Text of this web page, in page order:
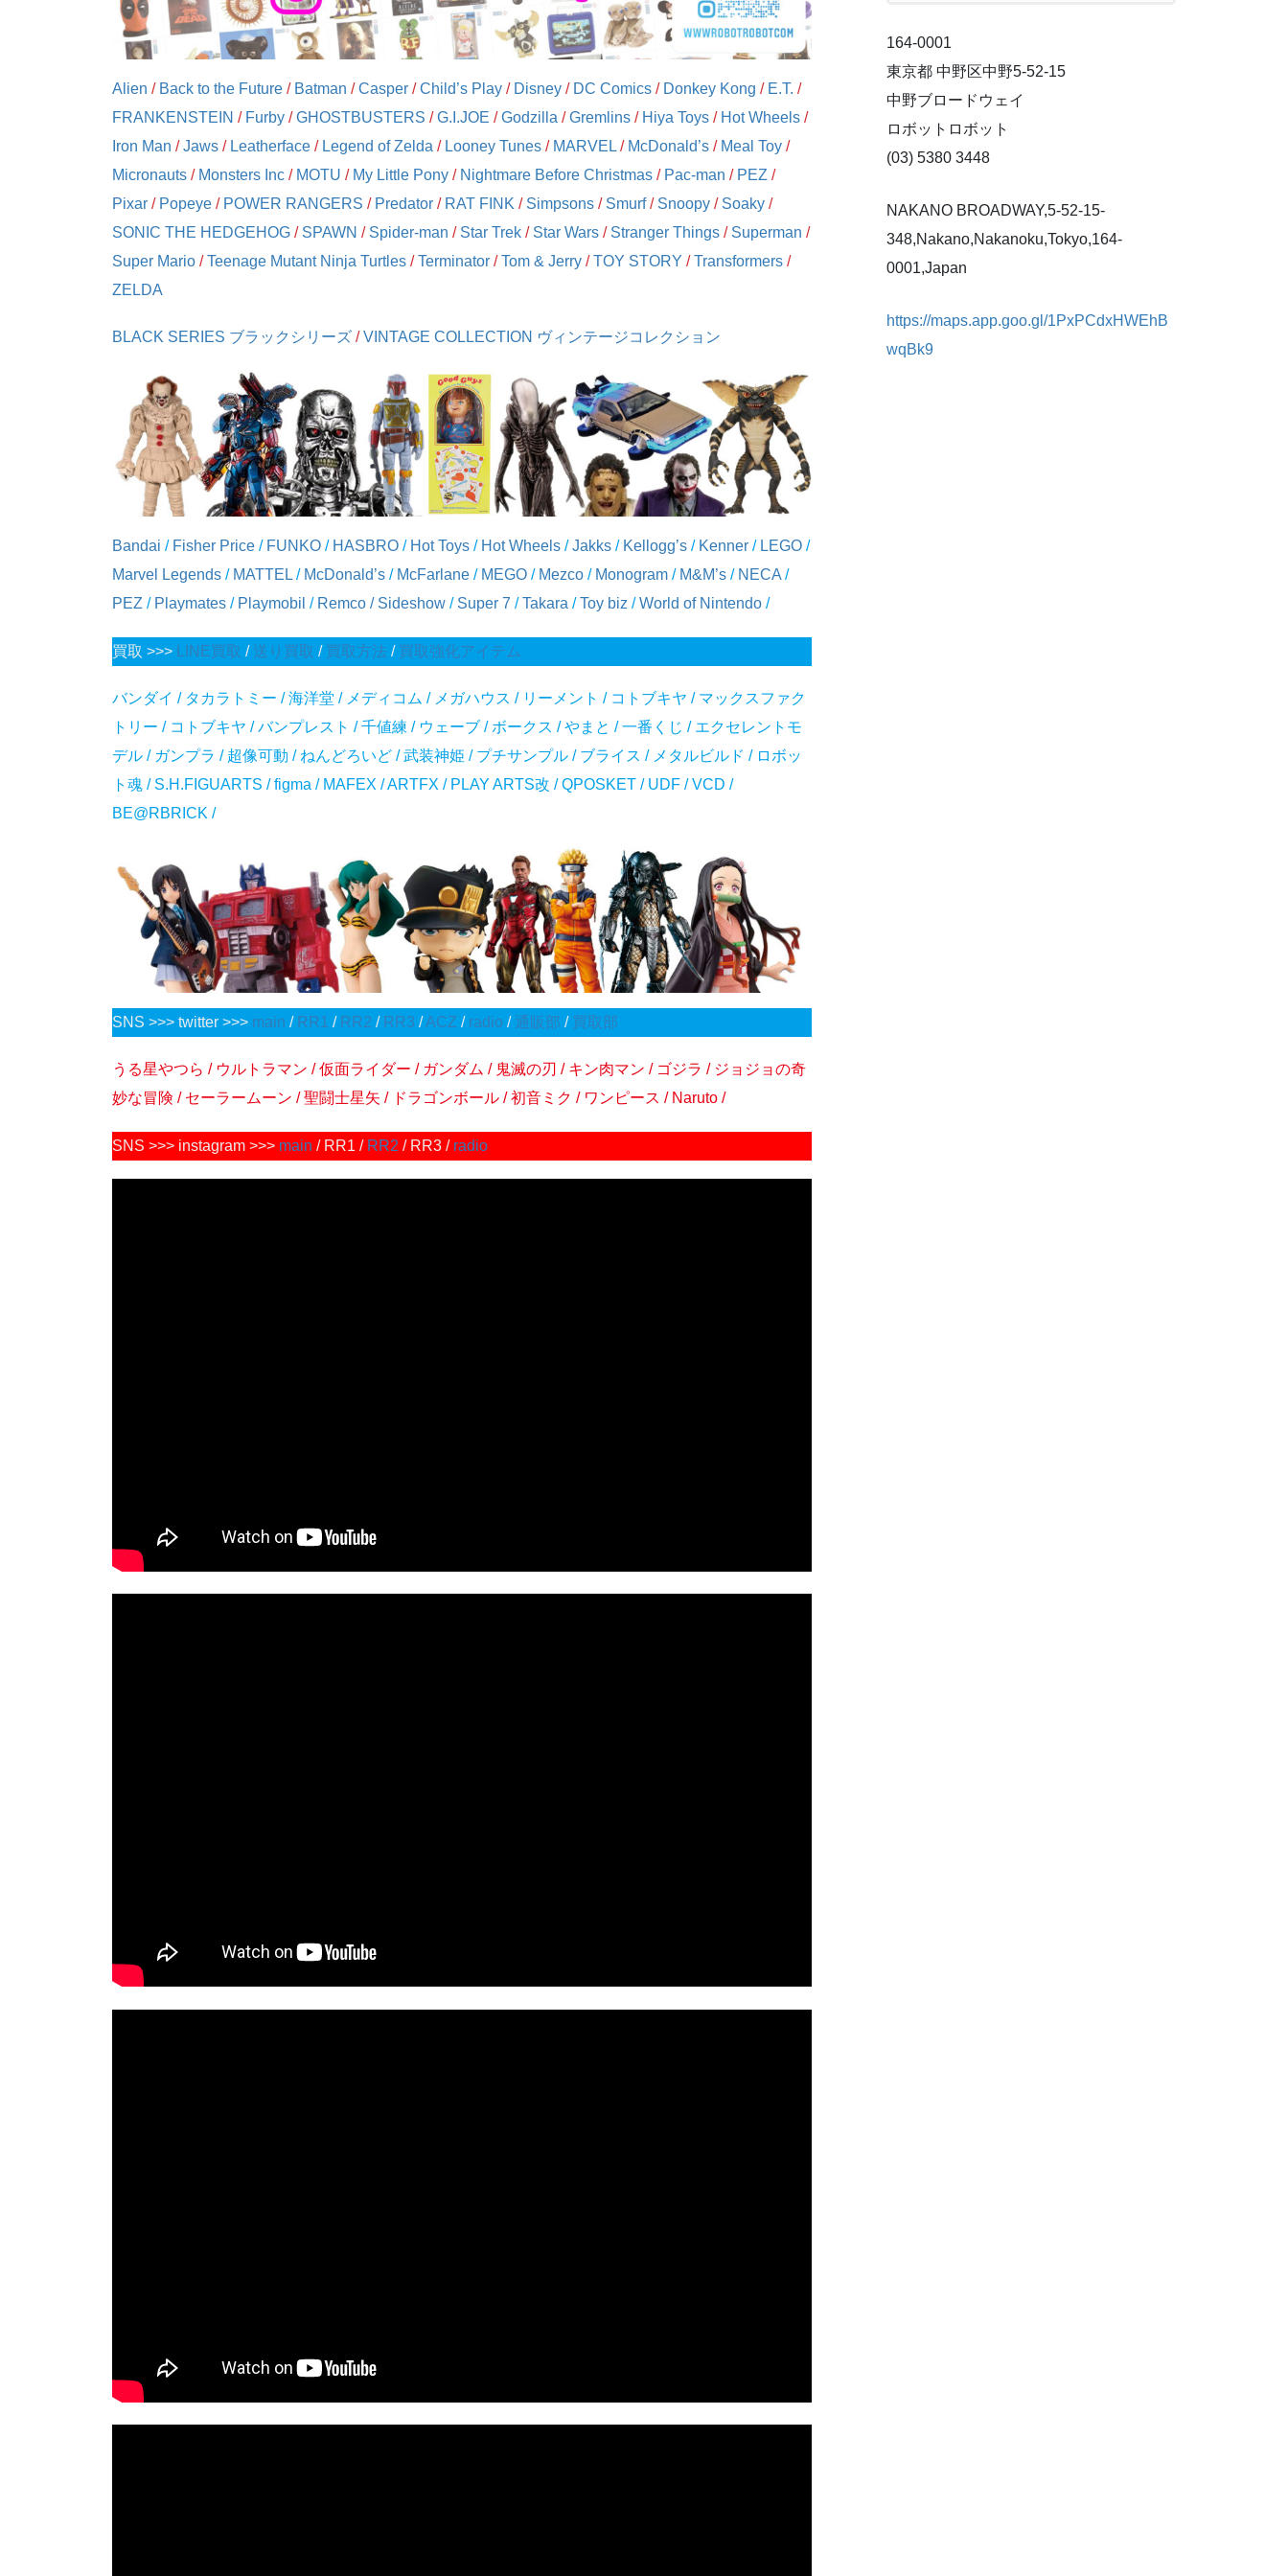
Alien / Back to the Future / Batman /Casper /Child’s Play / Disney / DC Comics / Donkey Kong / E.T. /
FRANKENSTEIN / Furby /GHOSTBUSTERS /G.I.JOE /Godzilla /Gremlins / Hiya Toys / Hot Wheels /
Iron Man /Jaws / Leatherface / Legend of Zelda / Looney Tunes / MARVEL / McDonald’s / Meal Toy /
Micronauts / Monsters Inc / MOTU / My Little Pony / Nightmare Before Christmas / Pac-man / PEZ /
Pixar / Popeye / POWER RANGERS / Predator / RAT FINK / Simpsons / Smurf/ Snoopy / Soaky /
SONIC THE HEDGEHOG / SPAWN / Spider-man / Star Trek / Star Wars / Stranger Things / Superman /
Super Mario /Teenage Mutant Ninja Turtles /Terminator /Tom & Jerry /TOY STORY /Transformers /
ZELDA
BLACK SERIES ブラックシリーズ /VINTAGE COLLECTION ヴィンテージコレクション
Bandai / Fisher Price / FUNKO / HASBRO / Hot Toys / Hot Wheels / Jakks / Kellogg’s / Kenner / LEGO /
Marvel Legends / MATTEL/ McDonald’s / McFarlane / MEGO / Mezco / Monogram / M&M’s / NECA/
PEZ / Playmates / Playmobil / Remco / Sideshow / Super 7 / Takara / Toy biz / World of Nintendo /
買取 >>> LINE買取 / 送り買取 / 買取方法 / 買取強化アイテム
バンダイ / タカラトミー / 海洋堂 / メディコム / メガハウス / リーメント / コトブキヤ / マックスファク
トリー / コトブキヤ / バンプレスト / 千値練 / ウェーブ / ボークス / やまと / 一番くじ / エクセレントモ
デル / ガンプラ / 超像可動 / ねんどろいど / 武装神姫 / プチサンプル / ブライス / メタルビルド / ロボッ
ト魂 / S.H.FIGUARTS / figma / MAFEX / ARTFX / PLAY ARTS改 / QPOSKET / UDF / VCD /
BE@RBRICK /
SNS >>> twitter >>> main / RR1 / RR2 / RR3 /ACZ / radio / 通販部 / 買取部
うる星やつら / ウルトラマン / 仮面ライダー / ガンダム / 鬼滅の刃 / キン肉マン / ゴジラ / ジョジョの奇
妙な冒険 / セーラームーン / 聖闘士星矢 / ドラゴンボール / 初音ミク / ワンピース / Naruto /
SNS >>> instagram >>> main / RR1 / RR2 / RR3 / radio
164-0001
東京都 中野区中野5-52-15
中野ブロードウェイ
ロボットロボット
(03) 5380 3448
NAKANO BROADWAY,5-52-15-
348,Nakano,Nakanoku,Tokyo,164-
0001,Japan
https://maps.app.goo.gl/1PxPCdxHWEhB
wqBk9